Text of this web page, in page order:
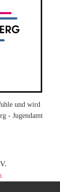
und wird
- Jugendamt